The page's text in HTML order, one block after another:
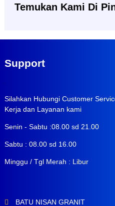
Temukan Kami Di
Support
Silahkan Hubungi Customer
Kerja dan Layanan kami
Senin - Sabtu :08.00 sd 21.00
Sabtu : 08.00 sd 16.00
Minggu / Tgl Merah : Libur
BATU NISAN GRANIT